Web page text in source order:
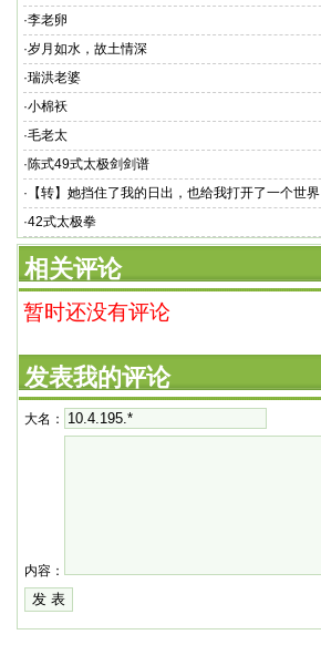
·李老卵
·岁月如水，故土情深
·瑞洪老婆
·小棉袄
·毛老太
·陈式49式太极剑剑谱
· 【转】她挡住了我的日出，也给我打开了一个世界
·42式太极拳
相关评论
暂时还没有评论
发表我的评论
大名：
内容：